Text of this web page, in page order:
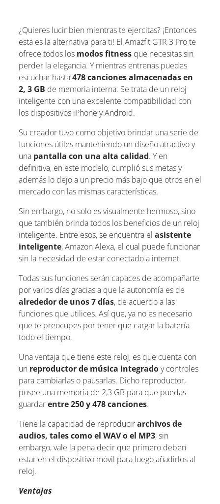
¿Quieres lucir bien mientras te ejercitas? ¡Entonces
esta es la alternativa para ti! El Amazfit GTR 3 Pro te
ofrece todos los modos fitness que necesitas sin
perder la elegancia. Y mientras entrenas puedes
escuchar hasta478 canciones almacenadas en
2, 3 GB de memoria interna. Se trata de un reloj
inteligente con una excelente compatibilidad con
los dispositivos iPhone y Android.
Su creador tuvo como objetivo brindar una serie de
funciones útiles manteniendo un diseño atractivo y
una pantalla con una alta calidad. Y en
definitiva, en este modelo, cumplió sus metas y
además lo dejo a un precio más bajo que otros en el
mercado con las mismas características.
Sin embargo, no solo es visualmente hermoso, sino
que también brinda todos los beneficios de un reloj
inteligente. Entre esos, se encuentra el asistente
inteligente, Amazon Alexa, el cual puede funcionar
sin la necesidad de estar conectado a internet.
Todas sus funciones serán capaces de acompañarte
por varios días gracias a que la autonomía es de
alrededor de unos 7 días, de acuerdo a las
funciones que utilices. Así que, ya no es necesario
que te preocupes por tener que cargar la batería
todo el tiempo.
Una ventaja que tiene este reloj, es que cuenta con
un reproductor de música integradoy controles
para cambiarlas o pausarlas. Dicho reproductor,
posee una memoria de 2,3 GB para que puedas
guardarentre 250 y 478 canciones.
Tiene la capacidad de reproducirarchivos de
audios, tales como el WAV o el MP3, sin
embargo, vale la pena decir que primero deben
estar en el dispositivo móvil para luego añadirlos al
reloj.
Ventajas